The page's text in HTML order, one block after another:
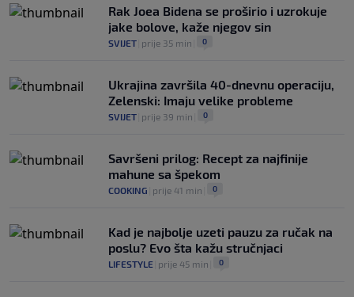
Rak Joea Bidena se proširio i uzrokuje
jake bolove, kaže njegov sin
SVIJET prije 35 min 0
Ukrajina završila 40-dnevnu operaciju,
Zelenski: Imaju velike probleme
SVIJET prije 39 min 0
Savršeni prilog: Recept za najfinije
mahune sa špekom
COOKING prije 41 min 0
Kad je najbolje uzeti pauzu za ručak na
poslu? Evo šta kažu stručnjaci
LIFESTYLE prije 45 min 0